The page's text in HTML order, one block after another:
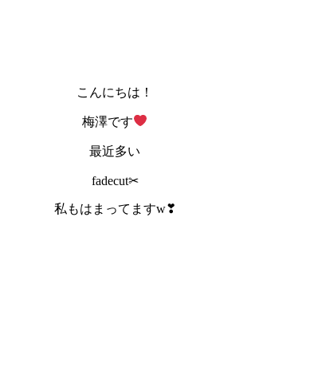
こんにちは！
梅澤です
最近多い
fadecut✂
私もはまってますw❣